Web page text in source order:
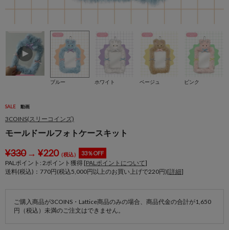
ブルー ホワイト ベージュ ピンク
SALE 動画
3COINS(スリーコインズ)
モールドールフォトケースキット
¥330→ ¥220（税込） 33％OFF
PALポイント: 2ポイント獲得 [PALポイントについて]
送料(税込)：770円(税込5,000円以上のお買い上げで220円)[詳細]
ご購入商品が3COINS・Lattice商品のみの場合、商品代金の合計が1,650
円（税込）未満のご注文はできません。